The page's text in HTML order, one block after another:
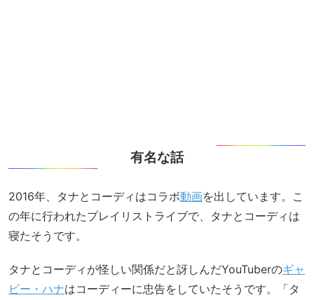
有名な話
2016年、タナとコーディはコラボ動画を出しています。こ
の年に行われたプレイリストライブで、タナとコーディは
寝たそうです。
タナとコーディが怪しい関係だと訝しんだYouTuberのギャ
ビー・ハナはコーディーに忠告をしていたそうです。「タ